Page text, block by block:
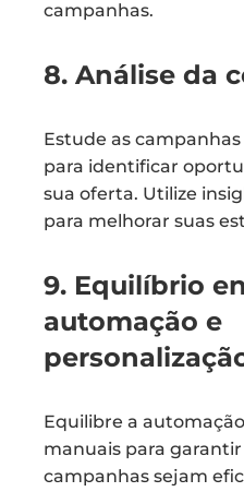
campanhas.
8. Análise da
Estude as
para identificar
sua oferta. Utilize
para melhorar suas
9. Equilíbrio
automação e
Equilibre a
manuais para
campanhas sejam